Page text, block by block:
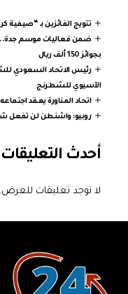
تتويج الفائزين بـ “صيفية
ضمن فعاليات موسم جدة..
بجوائز 150 ألف ريال
رئيس الاتحاد السعودي
الآسيوي للشطرنج
اتحاد المناورة يعقد اجتماعه
روبيو: واشنطن لن تفعل
أحدث التعليقات
لا توجد تعليقات للعرض.